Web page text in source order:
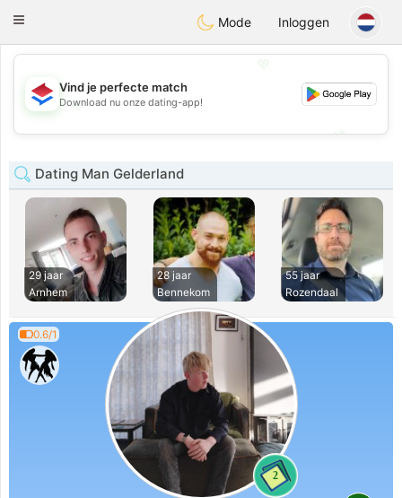
NederlandChat
Toggle
Mode Inloggen
💖
💕
Vind je perfecte match
Download nu onze dating-app!
Dating Man Gelderland
29 jaar
Arnhem
28 jaar
Bennekom
55 jaar
Rozendaal
0.6/1
2